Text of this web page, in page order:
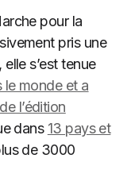
pour la
pris une
s’est tenue
le monde et a
l’édition
dans 13 pays et
de 3000